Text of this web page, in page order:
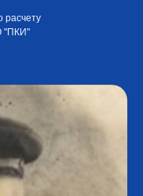
расчету
"ПКИ"